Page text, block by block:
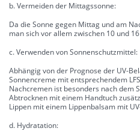
b. Vermeiden der Mittagssonne:
Da die Sonne gegen Mittag und am
man sich vor allem zwischen 10 und
c. Verwenden von Sonnenschutzmittel:
Abhängig von der Prognose der UV-
Sonnencreme mit entsprechendem
Nachcremen ist besonders nach dem
Abtrocknen mit einem Handtuch
Lippen mit einem Lippenbalsam mit
d. Hydratation: